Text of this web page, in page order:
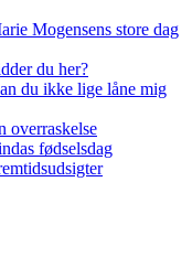
Mogensens store dag
du her?
du ikke lige låne mig
overraskelse
fødselsdag